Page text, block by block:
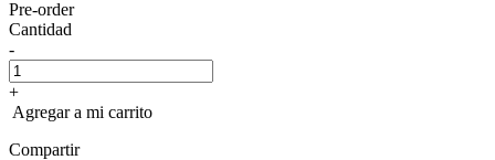
Pre-order
Cantidad
-
+
Agregar a mi carrito
Compartir